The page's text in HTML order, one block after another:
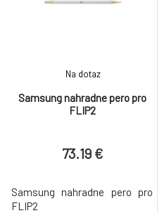
Samsung nahradne pero pro
FLIP2
Na dotaz
73.19 €
Samsung nahradne pero pro
FLIP2